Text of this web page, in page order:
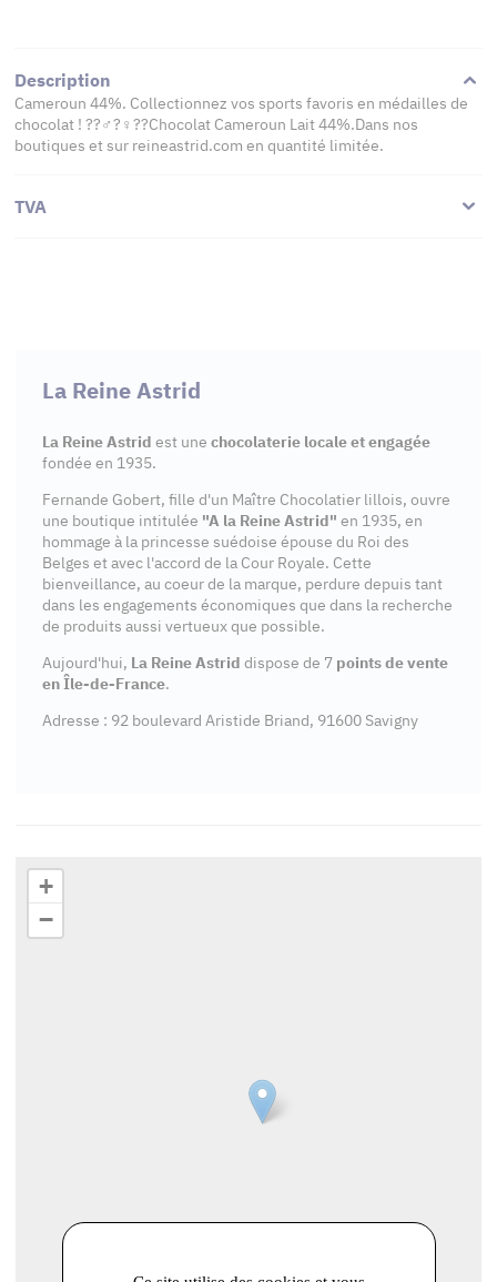
Description
Cameroun 44%. Collectionnez vos sports favoris en médailles de
chocolat ! ??‍♂️?‍♀️??Chocolat Cameroun Lait 44%.Dans nos
boutiques et sur reineastrid.com en quantité limitée.
TVA
La Reine Astrid
La Reine Astrid est une chocolaterie locale et engagée
fondée en 1935.
Fernande Gobert, fille d'un Maître Chocolatier lillois, ouvre
une boutique intitulée "A la Reine Astrid" en 1935, en
hommage à la princesse suédoise épouse du Roi des
Belges et avec l'accord de la Cour Royale. Cette
bienveillance, au coeur de la marque, perdure depuis tant
dans les engagements économiques que dans la recherche
de produits aussi vertueux que possible.
Aujourd'hui, La Reine Astrid dispose de 7 points de vente
en Île-de-France.
Adresse : 92 boulevard Aristide Briand, 91600 Savigny
+
−